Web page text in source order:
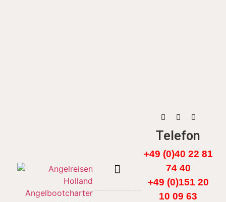
Telefon
+49 (0)40 22 81
74 40
+49 (0)151 20
10 09 63